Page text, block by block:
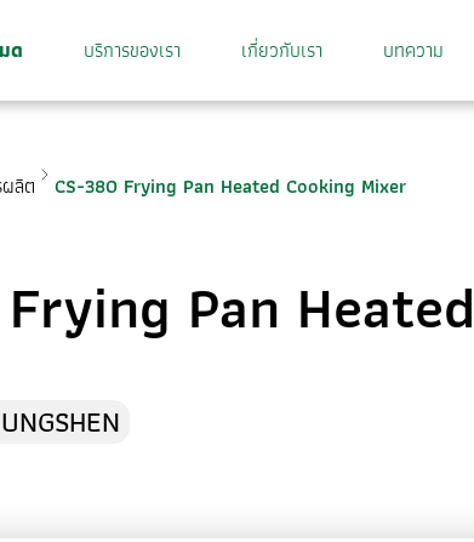
ด บริการของเรา เกี่ยวกับเรา บทความ
ลิต CS-380 Frying Pan Heated Cooking Mixer
Pan